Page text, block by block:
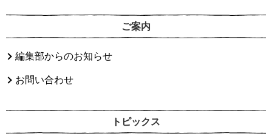
ご案内
編集部からのお知らせ
お問い合わせ
トピックス